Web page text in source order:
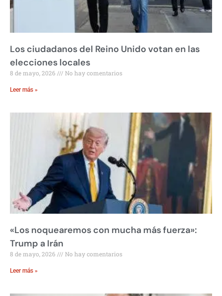
Los ciudadanos del Reino Unido votan en las
elecciones locales
8 de mayo, 2026 No hay comentarios
Leer más »
«Los noquearemos con mucha más fuerza»:
Trump a Irán
8 de mayo, 2026 No hay comentarios
Leer más »